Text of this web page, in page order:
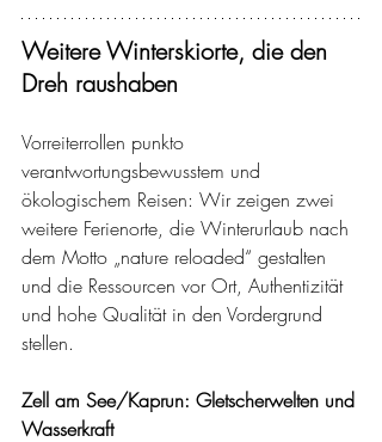
Weitere Winterskiorte, die den
Dreh raushaben
Vorreiterrollen punkto
verantwortungsbewusstem und
ökologischem Reisen: Wir zeigen zwei
weitere Ferienorte, die Winterurlaub nach
dem Motto „nature reloaded“ gestalten
und die Ressourcen vor Ort, Authentizität
und hohe Qualität in den Vordergrund
stellen.
Zell am See/Kaprun: Gletscherwelten und
Wasserkraft